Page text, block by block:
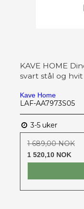
KAVE HOME
svart stål og
Kave Home
LAF-AA7973S05
3-5 uker
1 689,00 NOK
1 520,10 NOK